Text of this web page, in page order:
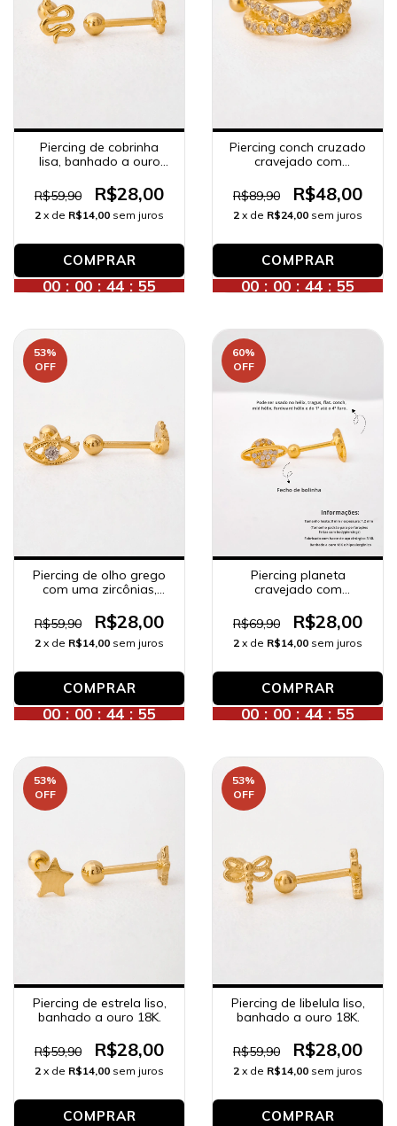
Piercing de cobrinha
lisa, banhado a ouro
R$59,90
R$28,00
2 x de R$14,00 sem juros
00 : 00 : 44 : 53
Piercing conch cruzado
cravejado com
ouro 18K.
R$89,90 R$48,00
2 x de R$24,00 sem juros
00 : 00 : 44 : 53
53%
OFF
Piercing de olho grego
com uma zircônias,
R$59,90
R$28,00
2 x de R$14,00 sem juros
00 : 00 : 44 : 53
60%
OFF
Piercing planeta
cravejado com
ouro 18K.
R$69,90 R$28,00
2 x de R$14,00 sem juros
00 : 00 : 44 : 53
53%
OFF
Piercing de estrela liso,
banhado a ouro 18K.
R$59,90 R$28,00
2 x de R$14,00 sem juros
53%
OFF
Piercing de libelula liso,
banhado a ouro 18K.
R$59,90 R$28,00
2 x de R$14,00 sem juros